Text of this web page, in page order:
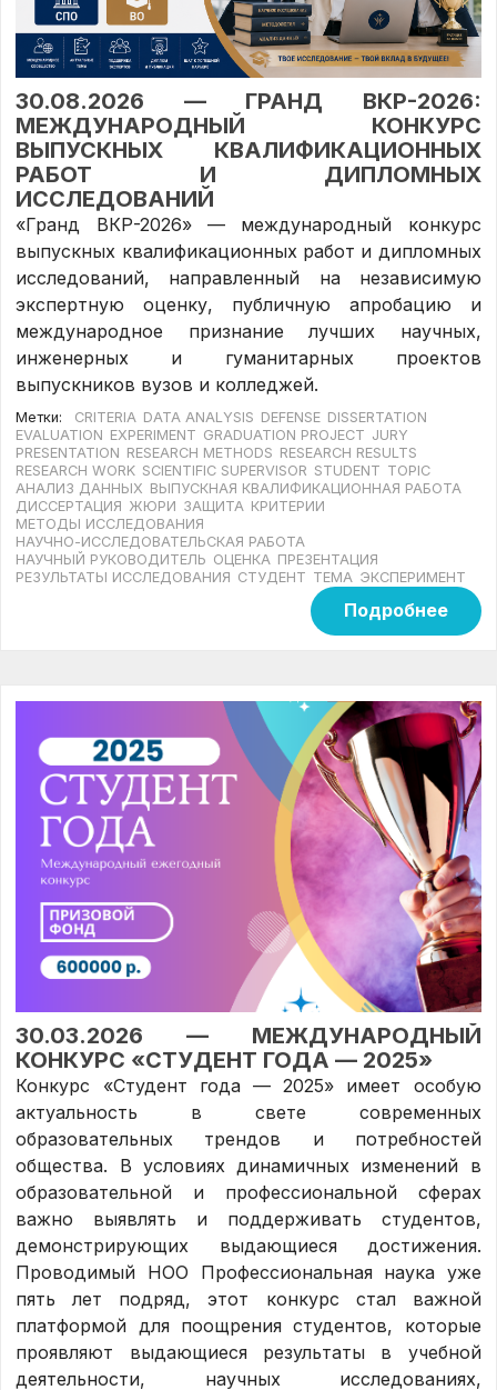
30.08.2026 — ГРАНД ВКР-2026:
МЕЖДУНАРОДНЫЙ КОНКУРС
ВЫПУСКНЫХ КВАЛИФИКАЦИОННЫХ
РАБОТ И ДИПЛОМНЫХ
ИССЛЕДОВАНИЙ
«Гранд ВКР-2026» — международный конкурс
выпускных квалификационных работ и дипломных
исследований, направленный на независимую
экспертную оценку, публичную апробацию и
международное признание лучших научных,
инженерных и гуманитарных проектов
выпускников вузов и колледжей.
Метки: CRITERIA DATA ANALYSIS DEFENSE DISSERTATION
EVALUATION EXPERIMENT GRADUATION PROJECT JURY
PRESENTATION RESEARCH METHODS RESEARCH RESULTS
RESEARCH WORK SCIENTIFIC SUPERVISOR STUDENT TOPIC
АНАЛИЗ ДАННЫХ ВЫПУСКНАЯ КВАЛИФИКАЦИОННАЯ РАБОТА
ДИССЕРТАЦИЯ ЖЮРИ ЗАЩИТА КРИТЕРИИ
МЕТОДЫ ИССЛЕДОВАНИЯ
НАУЧНО-ИССЛЕДОВАТЕЛЬСКАЯ РАБОТА
НАУЧНЫЙ РУКОВОДИТЕЛЬ ОЦЕНКА ПРЕЗЕНТАЦИЯ
РЕЗУЛЬТАТЫ ИССЛЕДОВАНИЯ СТУДЕНТ ТЕМА ЭКСПЕРИМЕНТ
Подробнее
30.03.2026 — МЕЖДУНАРОДНЫЙ
КОНКУРС «СТУДЕНТ ГОДА — 2025»
Конкурс «Студент года — 2025» имеет особую
актуальность в свете современных
образовательных трендов и потребностей
общества. В условиях динамичных изменений в
образовательной и профессиональной сферах
важно выявлять и поддерживать студентов,
демонстрирующих выдающиеся достижения.
Проводимый НОО Профессиональная наука уже
пять лет подряд, этот конкурс стал важной
платформой для поощрения студентов, которые
проявляют выдающиеся результаты в учебной
деятельности, научных исследованиях,